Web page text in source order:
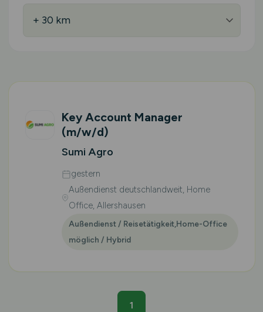
Key Account Manager
(m/w/d)
Sumi Agro
gestern
Außendienst deutschlandweit, Home
Office, Allershausen
Außendienst / Reisetätigkeit,Home-Office
möglich / Hybrid
1